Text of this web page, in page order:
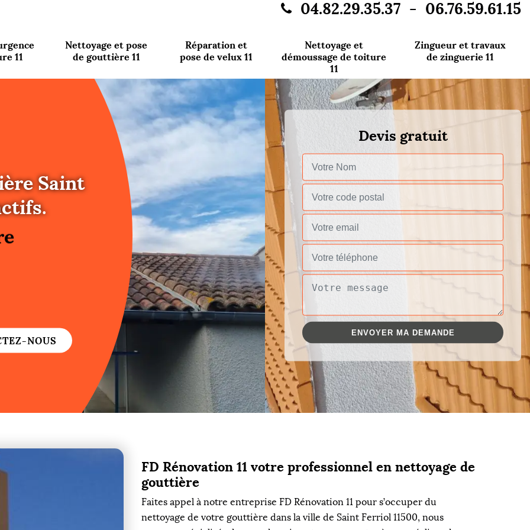
04.82.29.35.37 - 06.76.59.61.15
11
Nettoyage et pose
de gouttière 11
Réparation et
pose de velux 11
Nettoyage et
démoussage de toiture
11
Zingueur et travaux
de zinguerie 11
Saint
NOUS
Devis gratuit
FD Rénovation 11 votre professionnel en nettoyage de
gouttière
Faites appel à notre entreprise FD Rénovation 11 pour s’occuper du
nettoyage de votre gouttière dans la ville de Saint Ferriol 11500, nous